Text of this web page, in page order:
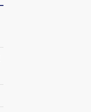
“入侵”还是“人道危